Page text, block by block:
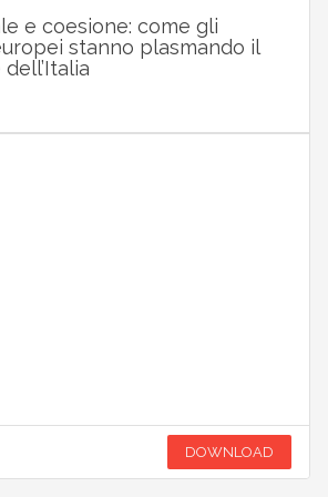
e coesione: come gli
stanno plasmando il
DOWNLOAD